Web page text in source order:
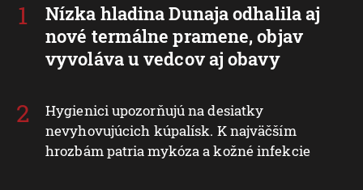
Nízka hladina Dunaja odhalila aj
nové termálne pramene, objav
vyvoláva u vedcov aj obavy
Hygienici upozorňujú na desiatky
nevyhovujúcich kúpalísk. K najväčším
hrozbám patria mykóza a kožné infekcie